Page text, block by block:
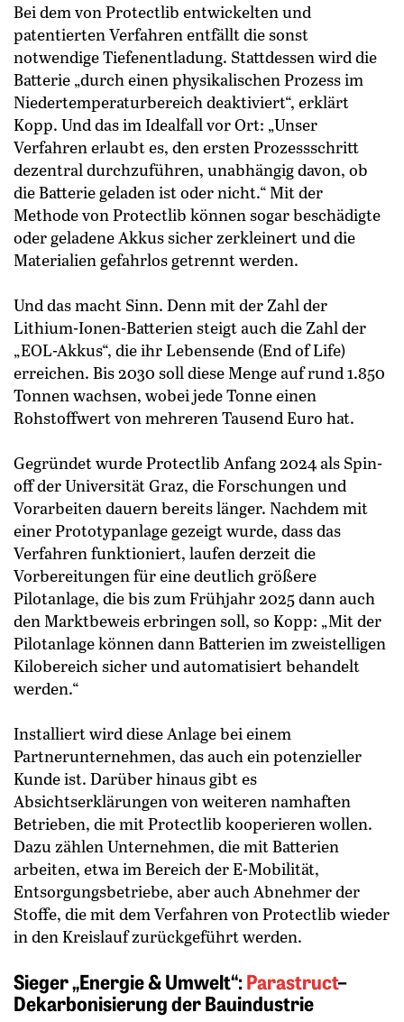
Bei dem von Protectlib entwickelten und
patentierten Verfahren entfällt die sonst
notwendige Tiefenentladung. Stattdessen wird die
Batterie „durch einen physikalischen Prozess im
Niedertemperaturbereich deaktiviert“, erklärt
Kopp. Und das im Idealfall vor Ort: „Unser
Verfahren erlaubt es, den ersten Prozessschritt
dezentral durchzuführen, unabhängig davon, ob
die Batterie geladen ist oder nicht.“ Mit der
Methode von Protectlib können sogar beschädigte
oder geladene Akkus sicher zerkleinert und die
Materialien gefahrlos getrennt werden.
Und das macht Sinn. Denn mit der Zahl der
Lithium-Ionen-Batterien steigt auch die Zahl der
„EOL-Akkus“, die ihr Lebensende (End of Life)
erreichen. Bis 2030 soll diese Menge auf rund 1.850
Tonnen wachsen, wobei ­jede Tonne einen
Rohstoffwert von mehreren Tausend Euro hat.
Gegründet wurde Protectlib Anfang 2024 als Spin-
off der Universität Graz, die Forschungen und
Vorarbeiten dauern bereits länger. Nachdem mit
einer Prototypanlage gezeigt wurde, dass das
Verfahren funktioniert, laufen derzeit die
Vorbereitungen für eine deutlich größere
Pilotanlage, die bis zum Frühjahr 2025 dann auch
den Marktbeweis erbringen soll, so Kopp: „Mit der
Pilotanlage können dann Bat­terien im zweistelligen
Kilobereich sicher und automatisiert behandelt
werden.“
Installiert wird diese Anlage bei ­einem
Partnerunternehmen, das auch ein potenzieller
Kunde ist. Darüber ­hinaus gibt es
Absichtserklärungen von weiteren namhaften
Betrieben, die mit Protectlib kooperieren wollen.
Dazu zählen Unternehmen, die mit Batterien
arbeiten, etwa im Bereich der E-Mobilität,
Entsorgungsbetriebe, aber auch Abnehmer der
Stoffe, die mit dem Verfahren von Protectlib wieder
in den Kreislauf zurückgeführt werden.
Sieger „Energie & Umwelt“:Parastruct–
Dekarbonisierung der Bauindustrie